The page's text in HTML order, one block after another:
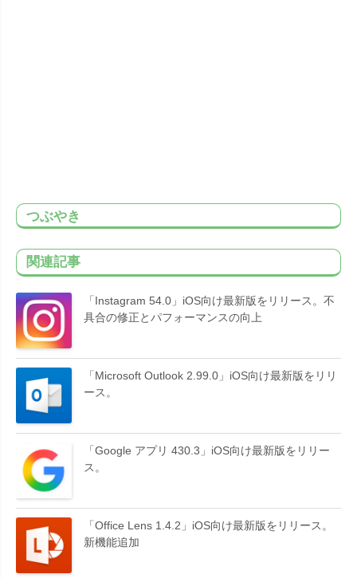
つぶやき
関連記事
「Instagram 54.0」iOS向け最新版をリリース。不
具合の修正とパフォーマンスの向上
「Microsoft Outlook 2.99.0」iOS向け最新版をリリ
ース。
「Google アプリ 430.3」iOS向け最新版をリリー
ス。
「Office Lens 1.4.2」iOS向け最新版をリリース。
新機能追加